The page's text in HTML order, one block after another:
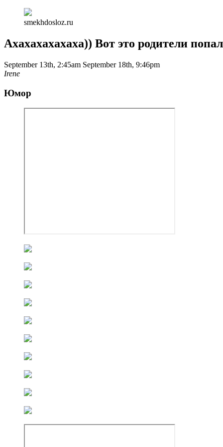
smekhdosloz.ru
Ахахахахахаха)) Вот это родители
September 13th, 2:45am September 18th, 9:46pm
Irene
Юмор